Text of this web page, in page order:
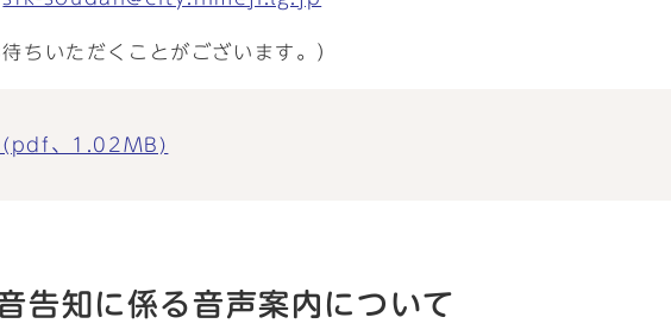
ちいただくことがございます。）
(pdf、1.02MB)
告知に係る音声案内について